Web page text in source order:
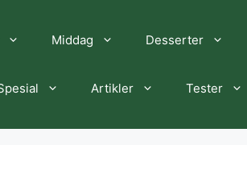
Middag Desserter
Artikler Tester